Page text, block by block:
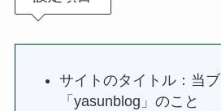
サイトのタイトル：当
「yasunblog」のこと